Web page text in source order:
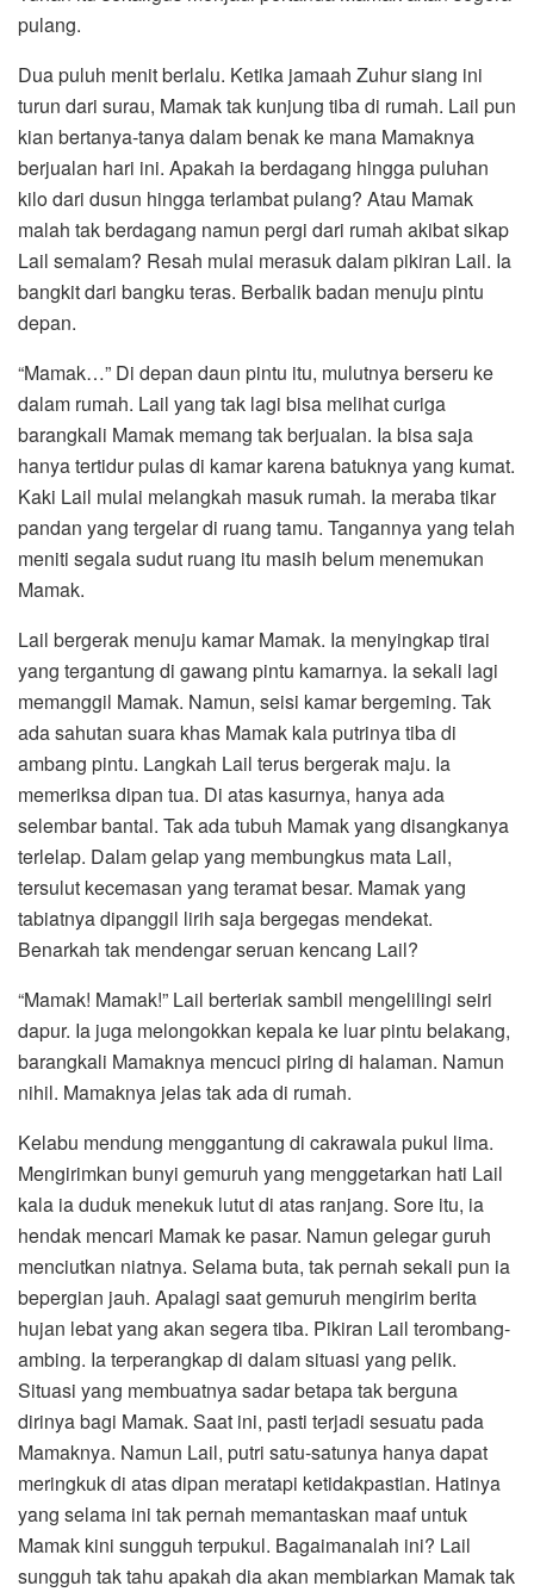
pulang.
Dua puluh menit berlalu. Ketika jamaah Zuhur siang ini
turun dari surau, Mamak tak kunjung tiba di rumah. Lail pun
kian bertanya-tanya dalam benak ke mana Mamaknya
berjualan hari ini. Apakah ia berdagang hingga puluhan
kilo dari dusun hingga terlambat pulang? Atau Mamak
malah tak berdagang namun pergi dari rumah akibat sikap
Lail semalam? Resah mulai merasuk dalam pikiran Lail. Ia
bangkit dari bangku teras. Berbalik badan menuju pintu
depan.
“Mamak…” Di depan daun pintu itu, mulutnya berseru ke
dalam rumah. Lail yang tak lagi bisa melihat curiga
barangkali Mamak memang tak berjualan. Ia bisa saja
hanya tertidur pulas di kamar karena batuknya yang kumat.
Kaki Lail mulai melangkah masuk rumah. Ia meraba tikar
pandan yang tergelar di ruang tamu. Tangannya yang telah
meniti segala sudut ruang itu masih belum menemukan
Mamak.
Lail bergerak menuju kamar Mamak. Ia menyingkap tirai
yang tergantung di gawang pintu kamarnya. Ia sekali lagi
memanggil Mamak. Namun, seisi kamar bergeming. Tak
ada sahutan suara khas Mamak kala putrinya tiba di
ambang pintu. Langkah Lail terus bergerak maju. Ia
memeriksa dipan tua. Di atas kasurnya, hanya ada
selembar bantal. Tak ada tubuh Mamak yang disangkanya
terlelap. Dalam gelap yang membungkus mata Lail,
tersulut kecemasan yang teramat besar. Mamak yang
tabiatnya dipanggil lirih saja bergegas mendekat.
Benarkah tak mendengar seruan kencang Lail?
“Mamak! Mamak!” Lail berteriak sambil mengelilingi seiri
dapur. Ia juga melongokkan kepala ke luar pintu belakang,
barangkali Mamaknya mencuci piring di halaman. Namun
nihil. Mamaknya jelas tak ada di rumah.
Kelabu mendung menggantung di cakrawala pukul lima.
Mengirimkan bunyi gemuruh yang menggetarkan hati Lail
kala ia duduk menekuk lutut di atas ranjang. Sore itu, ia
hendak mencari Mamak ke pasar. Namun gelegar guruh
menciutkan niatnya. Selama buta, tak pernah sekali pun ia
bepergian jauh. Apalagi saat gemuruh mengirim berita
hujan lebat yang akan segera tiba. Pikiran Lail terombang-
ambing. Ia terperangkap di dalam situasi yang pelik.
Situasi yang membuatnya sadar betapa tak berguna
dirinya bagi Mamak. Saat ini, pasti terjadi sesuatu pada
Mamaknya. Namun Lail, putri satu-satunya hanya dapat
meringkuk di atas dipan meratapi ketidakpastian. Hatinya
yang selama ini tak pernah memantaskan maaf untuk
Mamak kini sungguh terpukul. Bagaimanalah ini? Lail
sungguh tak tahu apakah dia akan membiarkan Mamak tak